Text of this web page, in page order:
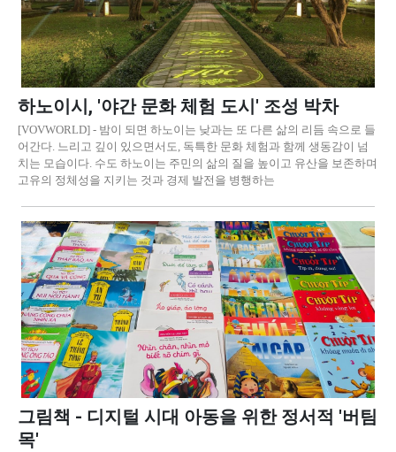
하노이시, '야간 문화 체험 도시' 조성 박차
[VOVWORLD] - 밤이 되면 하노이는 낮과는 또 다른 삶의 리듬 속으로 들
어간다. 느리고 깊이 있으면서도, 독특한 문화 체험과 함께 생동감이 넘
치는 모습이다. 수도 하노이는 주민의 삶의 질을 높이고 유산을 보존하며
고유의 정체성을 지키는 것과 경제 발전을 병행하는
그림책 - 디지털 시대 아동을 위한 정서적 '버팀
목'